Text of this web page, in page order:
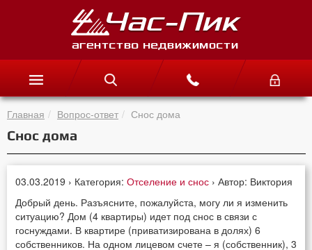
Главная Вопрос-ответ Снос дома
Снос дома
03.03.2019 › Категория:Отселение и снос › Автор: Виктория
Добрый день. Разъясните, пожалуйста, могу ли я изменить
ситуацию? Дом (4 квартиры) идет под снос в связи с
госнуждами. В квартире (приватизирована в долях) 6
собственников. На одном лицевом счете – я (собственник), 3